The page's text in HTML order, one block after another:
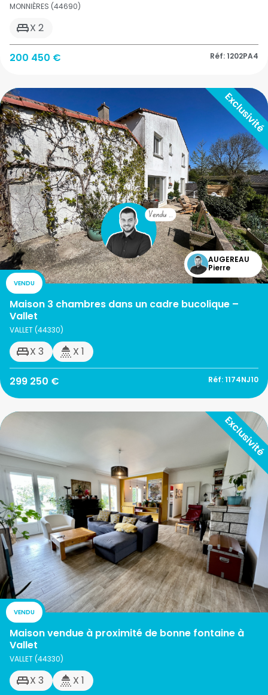
MONNIÈRES (44690)
X 2
200 450 € Réf: 1202PA4
Maison 3 chambres dans un cadre bucolique –
Vallet
VALLET (44330)
X 3 X 1
299 250 € Réf: 1174NJ10
VENDU
AUGEREAU
Pierre
Maison vendue à proximité de bonne fontaine à
Vallet
VALLET (44330)
X 3 X 1
VENDU